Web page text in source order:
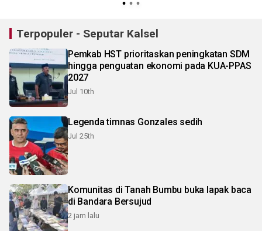
Terpopuler - Seputar Kalsel
Pemkab HST prioritaskan peningkatan SDM
hingga penguatan ekonomi pada KUA-PPAS
2027
Jul 10th
Legenda timnas Gonzales sedih
Jul 25th
Komunitas di Tanah Bumbu buka lapak baca
di Bandara Bersujud
2 jam lalu